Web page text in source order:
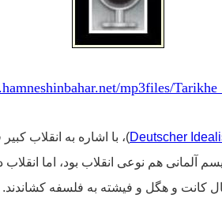
mp3files/
)، با اشاره به انقلاب
آلمانی هم نوعی انقلاب بود، اما انقلاب
کانت و هگل و فیشته به فلسفه کشاندند.